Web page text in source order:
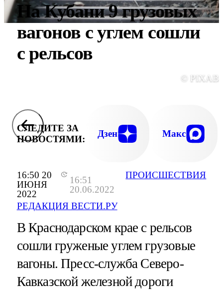
16:50 20
ИЮНЯ
2022
16:51
20.06.2022
РЕДАКЦИЯ ВЕСТИ.РУ
ПРОИСШЕСТВИЯ
На Кубани 9 грузовых
вагонов с углем сошли
с рельсов
©
СЛЕДИТЕ ЗА
НОВОСТЯМИ:
Дзен Макс
В Краснодарском крае с рельсов
сошли груженые углем грузовые
вагоны. Пресс-служба Северо-
Кавказской железной дороги